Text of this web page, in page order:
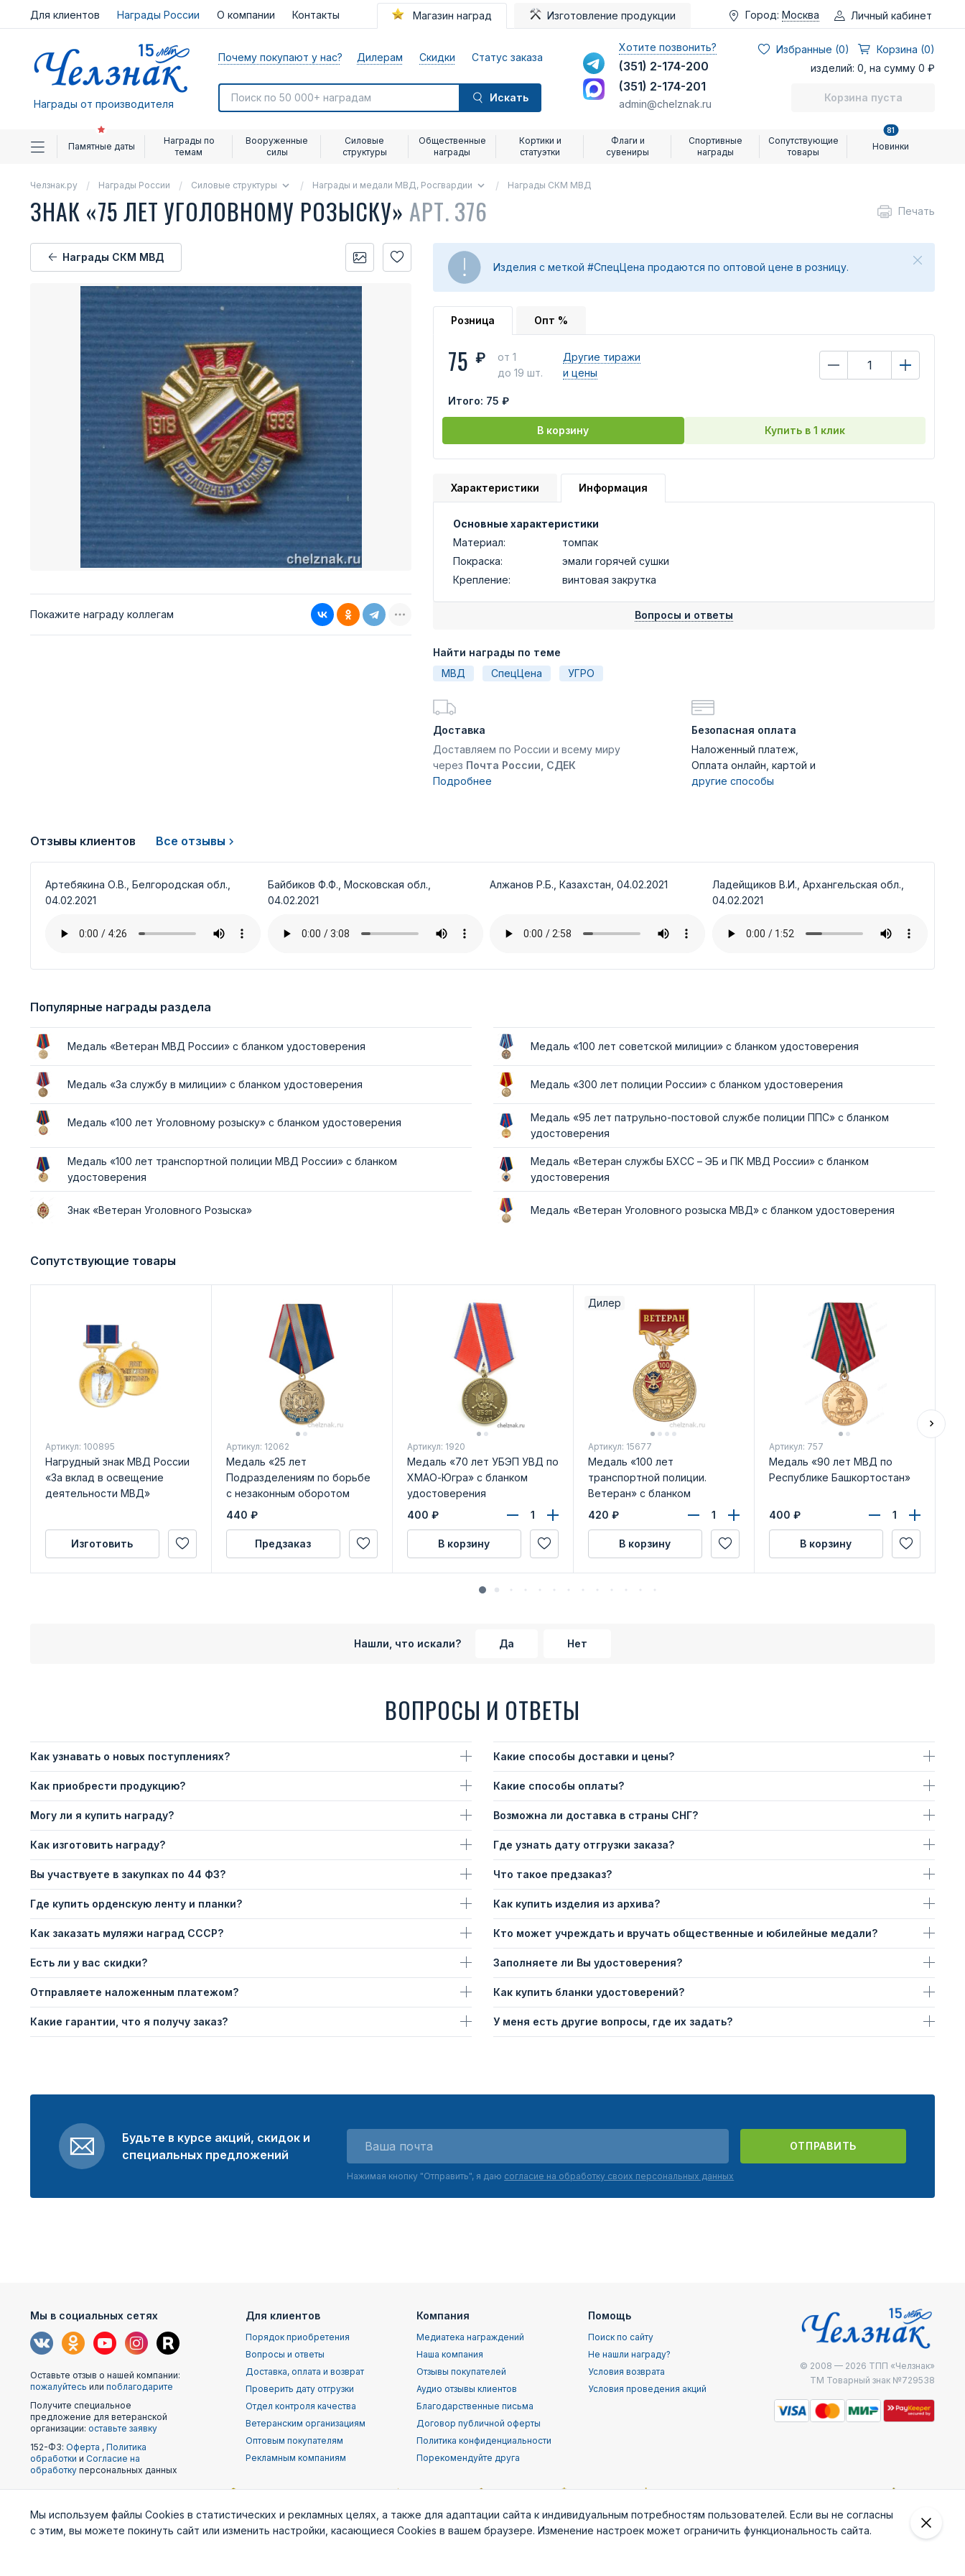
Для клиентов Награды России О компании Контакты Магазин наград Изготовление продукции Город: Москва Личный кабинет
Награды от производителя
Почему покупают у нас? Дилерам Скидки Статус заказа
Искать
Хотите позвонить?
(351) 2-174-200
(351) 2-174-201
admin@chelznak.ru
Избранные (0)
Корзина (0)
изделий: 0, на сумму 0 ₽
Корзина пуста
Памятные даты
Награды по
темам
Вооруженные
силы
Силовые
структуры
Общественные
награды
Кортики и
статуэтки
Флаги и
сувениры
Спортивные
награды
Сопутствующие
товары
Новинки
81
Челзнак.ру Награды России Силовые структуры Награды и медали МВД, Росгвардии Награды СКМ МВД
ЗНАК «75 ЛЕТ УГОЛОВНОМУ РОЗЫСКУ» АРТ. 376 Печать
Награды СКМ МВД
Покажите награду коллегам
Изделия с меткой #СпецЦена продаются по оптовой цене в розницу.
Розница Опт %
75 ₽
от 1
до 19 шт.
Другие тиражи
и цены
Итого: 75 ₽
В корзину Купить в 1 клик
Характеристики Информация
Основные характеристики
Материал:
томпак
Покраска:
эмали горячей сушки
Крепление:
винтовая закрутка
Вопросы и ответы
Найти награды по теме
МВД
СпецЦена УГРО
Доставка
Доставляем по России и всему миру
через Почта России, СДЕК
Подробнее
Безопасная оплата
Наложенный платеж,
Оплата онлайн, картой и
другие способы
Отзывы клиентов Все отзывы
Артебякина О.В., Белгородская обл.,
04.02.2021
Байбиков Ф.Ф., Московская обл.,
04.02.2021
Алжанов Р.Б., Казахстан, 04.02.2021
Ладейщиков В.И., Архангельская обл.,
04.02.2021
Популярные награды раздела
Медаль «Ветеран МВД России» с бланком удостоверения Медаль «100 лет советской милиции» с бланком удостоверения
Медаль «За службу в милиции» с бланком удостоверения Медаль «300 лет полиции России» с бланком удостоверения
Медаль «100 лет Уголовному розыску» с бланком удостоверения
Медаль «95 лет патрульно-постовой службе полиции ППС» с бланком
удостоверения
Медаль «100 лет транспортной полиции МВД России» с бланком
удостоверения
Медаль «Ветеран службы БХСС – ЭБ и ПК МВД России» с бланком
удостоверения
Знак «Ветеран Уголовного Розыска» Медаль «Ветеран Уголовного розыска МВД» с бланком удостоверения
Сопутствующие товары
Артикул: 100895
Нагрудный знак МВД России
«За вклад в освещение
деятельности МВД»
Изготовить
Артикул: 12062
Медаль «25 лет
Подразделениям по борьбе
с незаконным оборотом
наркотиков (ПНОН)» с
440 ₽
Предзаказ
Артикул: 1920
Медаль «70 лет УБЭП УВД по
ХМАО-Югра» с бланком
удостоверения
400 ₽
В корзину
Дилер
Артикул: 15677
Медаль «100 лет
транспортной полиции.
Ветеран» с бланком
удостоверения
420 ₽
В корзину
Артикул: 757
Медаль «90 лет МВД по
Республике Башкортостан»
400 ₽
В корзину
Нашли, что искали? Да Нет
ВОПРОСЫ И ОТВЕТЫ
Как узнавать о новых поступлениях?
Как приобрести продукцию?
Могу ли я купить награду?
Как изготовить награду?
Вы участвуете в закупках по 44 ФЗ?
Где купить орденскую ленту и планки?
Как заказать муляжи наград СССР?
Есть ли у вас скидки?
Отправляете наложенным платежом?
Какие гарантии, что я получу заказ?
Какие способы доставки и цены?
Какие способы оплаты?
Возможна ли доставка в страны СНГ?
Где узнать дату отгрузки заказа?
Что такое предзаказ?
Как купить изделия из архива?
Кто может учреждать и вручать общественные и юбилейные медали?
Заполняете ли Вы удостоверения?
Как купить бланки удостоверений?
У меня есть другие вопросы, где их задать?
Будьте в курсе акций, скидок и
специальных предложений
ОТПРАВИТЬ
Нажимая кнопку "Отправить", я даю согласие на обработку своих персональных данных
Мы в социальных сетях
Оставьте отзыв о нашей компании:
пожалуйтесь или поблагодарите
Получите специальное
предложение для ветеранской
организации: оставьте заявку
152-ФЗ: Оферта , Политика
обработки и Согласие на
обработку персональных данных
Для клиентов
Порядок приобретения
Вопросы и ответы
Доставка, оплата и возврат
Проверить дату отгрузки
Отдел контроля качества
Ветеранским организациям
Оптовым покупателям
Рекламным компаниям
Компания
Медиатека награждений
Наша компания
Отзывы покупателей
Аудио отзывы клиентов
Благодарственные письма
Договор публичной оферты
Политика конфиденциальности
Порекомендуйте друга
Помощь
Поиск по сайту
Не нашли награду?
Условия возврата
Условия проведения акций
© 2008 — 2026 ТПП «Челзнак»
ТМ Товарный знак №729538
Наши
партнеры
Министерство
Генштаб ВС РФ
Военно-морской
Воздушно-
ВВС (ВКС) РФ
Пограничные
Служба внешней
Железнодоржные
Министерство
МЧС России
Мы используем файлы Cookies в статистических и рекламных целях, а также для адаптации сайта к индивидуальным потребностям пользователей. Если вы не согласны
с этим, вы можете покинуть сайт или изменить настройки, касающиеся Cookies в вашем браузере. Изменение настроек может ограничить функциональность сайта.